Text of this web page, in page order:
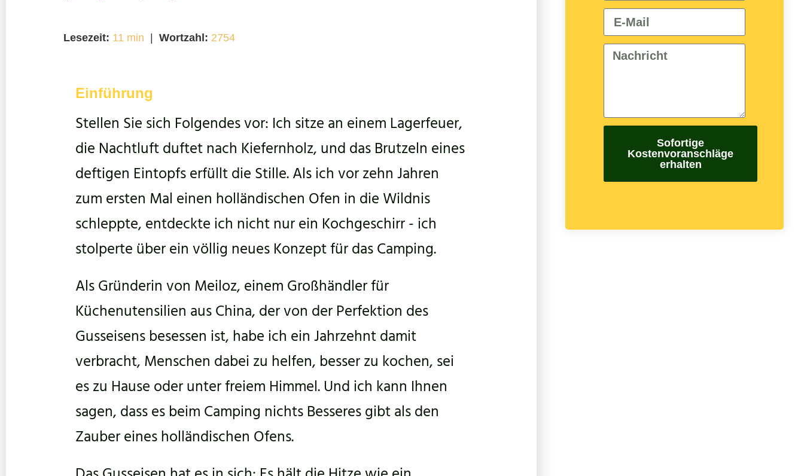
Lesezeit: 11 min Wortzahl: 2754
Einführung
Stellen Sie sich Folgendes vor: Ich sitze an einem Lagerfeuer,
die Nachtluft duftet nach Kiefernholz, und das Brutzeln eines
deftigen Eintopfs erfüllt die Stille. Als ich vor zehn Jahren
zum ersten Mal einen holländischen Ofen in die Wildnis
schleppte, entdeckte ich nicht nur ein Kochgeschirr - ich
stolperte über ein völlig neues Konzept für das Camping.
Als Gründerin von Meiloz, einem Großhändler für
Küchenutensilien aus China, der von der Perfektion des
Gusseisens besessen ist, habe ich ein Jahrzehnt damit
verbracht, Menschen dabei zu helfen, besser zu kochen, sei
es zu Hause oder unter freiem Himmel. Und ich kann Ihnen
sagen, dass es beim Camping nichts Besseres gibt als den
Zauber eines holländischen Ofens.
Sofortige
Kostenvoranschläge
erhalten